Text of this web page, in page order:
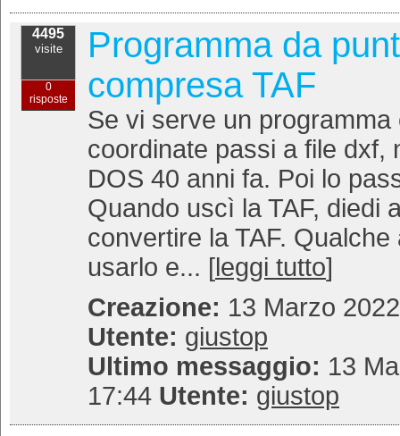
4495
visite
0
risposte
Programma da
compresa TAF
Se vi serve un
coordinate passi a file dxf,
DOS 40 anni fa. Poi lo
Quando uscì la TAF, diedi
convertire la TAF.
usarlo e... [ leggi tutto]
Creazione: 13 Marzo
Utente: giustop
Ultimo messaggio: 13
17:44 Utente: giustop